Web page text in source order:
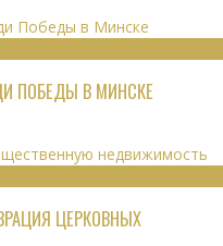
ПОБЕДЫ В МИНСКЕ
ЦЕРКОВНЫХ